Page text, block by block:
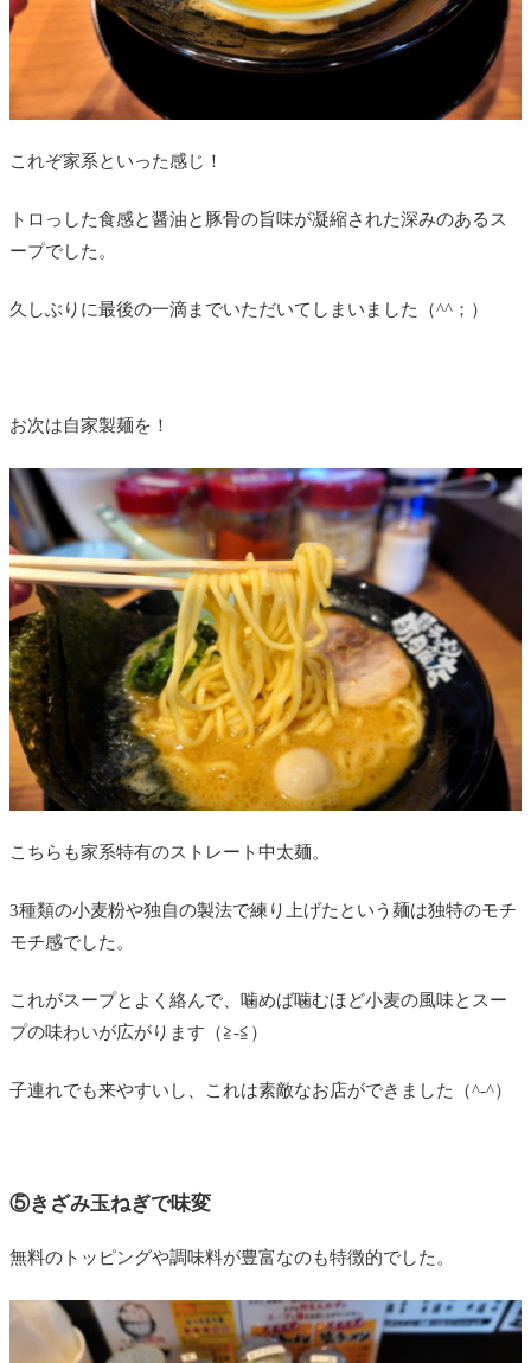
これぞ家系といった感じ！
トロっした食感と醤油と豚骨の旨味が凝縮された深みのあるス
ープでした。
久しぶりに最後の一滴までいただいてしまいました（^^；）
お次は自家製麺を！
こちらも家系特有のストレート中太麺。
3種類の小麦粉や独自の製法で練り上げたという麺は独特のモチ
モチ感でした。
これがスープとよく絡んで、噛めば噛むほど小麦の風味とスー
プの味わいが広がります（≧-≦）
子連れでも来やすいし、これは素敵なお店ができました（^-^）
⑤きざみ玉ねぎで味変
無料のトッピングや調味料が豊富なのも特徴的でした。